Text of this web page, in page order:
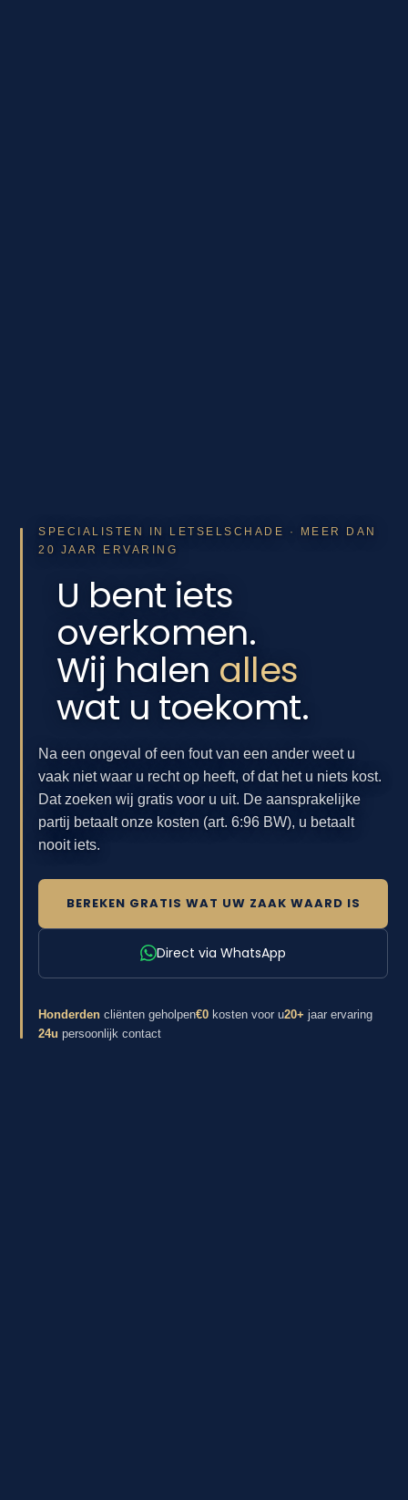
SPECIALISTEN IN LETSELSCHADE · MEER DAN
20 JAAR ERVARING
U bent iets
overkomen.
Wij halen alles
wat u toekomt.
Na een ongeval of een fout van een ander weet u
vaak niet waar u recht op heeft, of dat het u niets kost.
Dat zoeken wij gratis voor u uit. De aansprakelijke
partij betaalt onze kosten (art. 6:96 BW), u betaalt
nooit iets.
BEREKEN GRATIS WAT UW ZAAK WAARD IS
Direct via WhatsApp
Honderden cliënten geholpen€0 kosten voor u20+ jaar ervaring
24u persoonlijk contact